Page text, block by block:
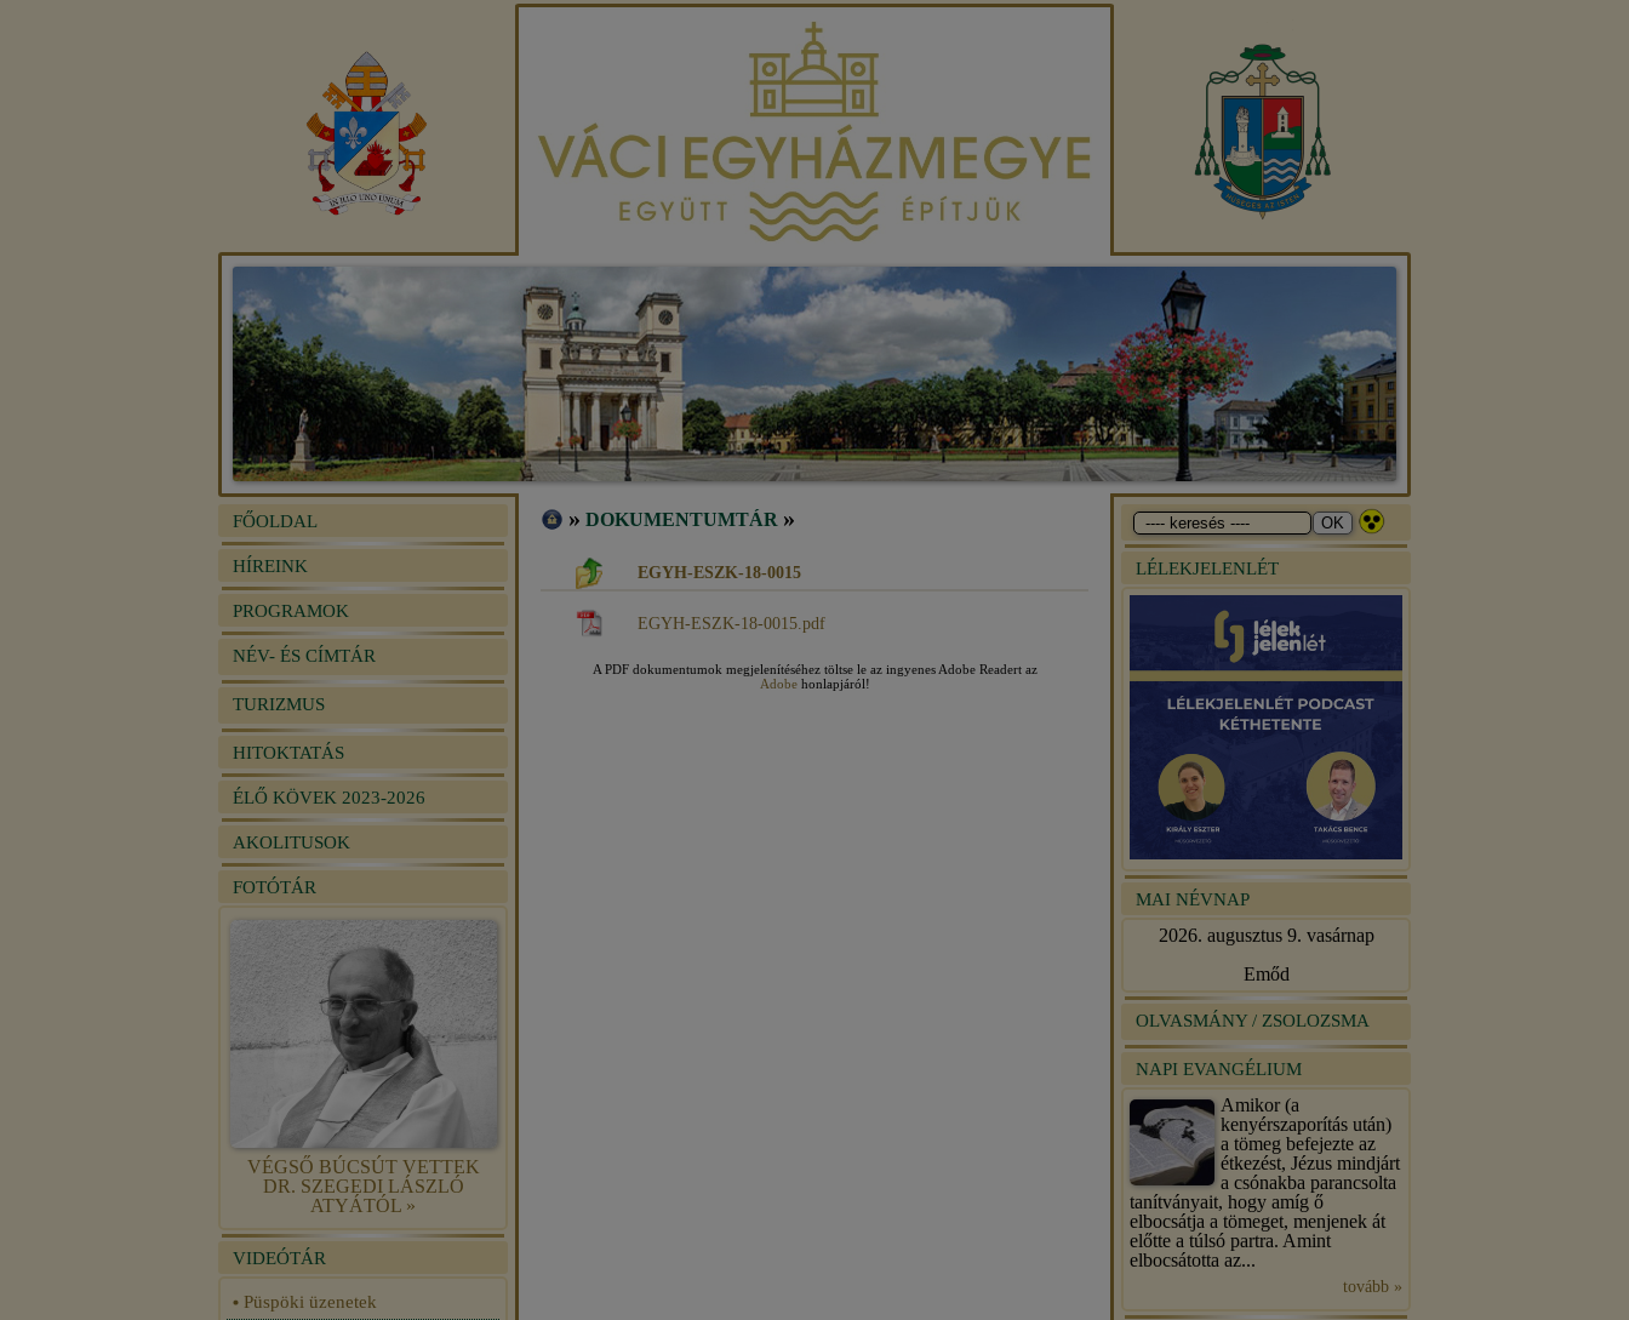
FŐOLDAL
HÍREINK
PROGRAMOK
NÉV- ÉS CÍMTÁR
TURIZMUS
HITOKTATÁS
ÉLŐ KÖVEK 2023-2026
AKOLITUSOK
FOTÓTÁR
VÉGSŐ BÚCSÚT VETTEK
DR. SZEGEDI LÁSZLÓ
ATYÁTÓL »
VIDEÓTÁR
Püspöki üzenetek
» DOKUMENTUMTÁR »
EGYH-ESZK-18-0015
EGYH-ESZK-18-0015.pdf
A PDF dokumentumok megjelenítéséhez töltse le az ingyenes Adobe Readert az
Adobehonlapjáról!
LÉLEKJELENLÉT
MAI NÉVNAP
2026. augusztus 9. vasárnap
Emőd
OLVASMÁNY / ZSOLOZSMA
NAPI EVANGÉLIUM
Amikor (a
kenyérszaporítás után)
a tömeg befejezte az
étkezést, Jézus mindjárt
a csónakba parancsolta
tanítványait, hogy amíg ő
elbocsátja a tömeget, menjenek át
előtte a túlsó partra. Amint
elbocsátotta az...
tovább »